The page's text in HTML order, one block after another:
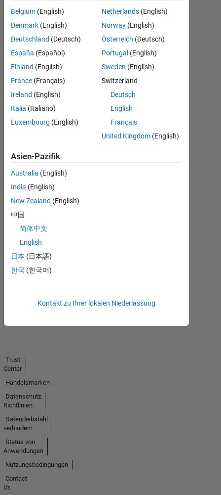
Empfehlungen
Please
login
to
this
person
in
skill
No
Endorsements
Belgium (English)
Denmark (English)
Deutschland (Deutsch)
España (Español)
Finland (English)
France (Français)
Ireland (English)
Italia (Italiano)
Luxembourg (English)
Netherlands (English)
Norway (English)
Österreich (Deutsch)
Portugal (English)
Sweden (English)
Switzerland
Deutsch
English
Français
United Kingdom (English)
Asien-Pazifik
Australia (English)
India (English)
New Zealand (English)
中国
简体中文
English
日本 (日本語)
한국 (한국어)
Kontakt zu Ihrer lokalen Niederlassung
Trust
Center
Handelsmarken
Datenschutz-
Richtlinien
Datendiebstahl
verhindern
Status von
Anwendungen
Nutzungsbedingungen
Contact
Us